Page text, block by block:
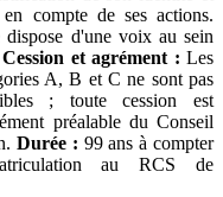
compte de ses actions.
dispose d'une voix au sein
Cession et agrément : Les
A, B et C ne sont pas
; toute cession est
préalable du Conseil
Durée : 99 ans à compter
au RCS de